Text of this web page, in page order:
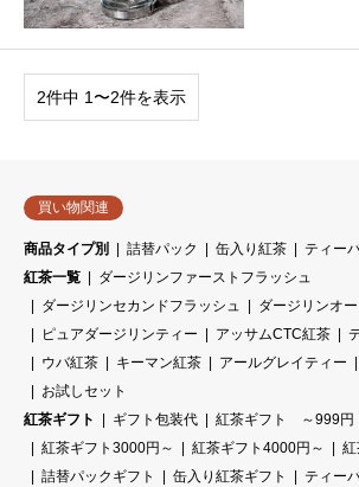
2件中 1〜2件を表示
買い物関連
商品タイプ別 詰替パック 缶入り紅茶 ティー
紅茶一覧
ダージリンファーストフラッシュ
ダージリンセカンドフラッシュ
ダージリンオ
ピュアダージリンティー
アッサムCTC紅茶
ウバ紅茶
キーマン紅茶 アールグレイティー
お試しセット
紅茶ギフト
ギフト包装代 紅茶ギフト ～999円
紅茶ギフト3000円～
紅茶ギフト4000円～
詰替パックギフト
缶入り紅茶ギフト
ティー